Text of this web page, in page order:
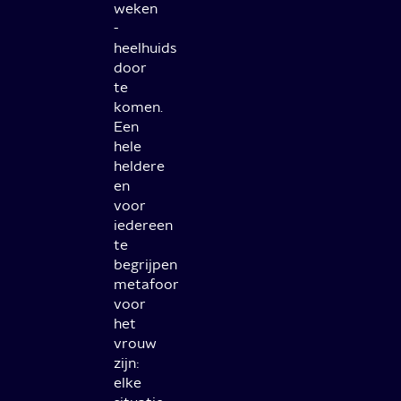
weken
-
heelhuids
door
te
komen.
Een
hele
heldere
en
voor
iedereen
te
begrijpen
metafoor
voor
het
vrouw
zijn:
elke